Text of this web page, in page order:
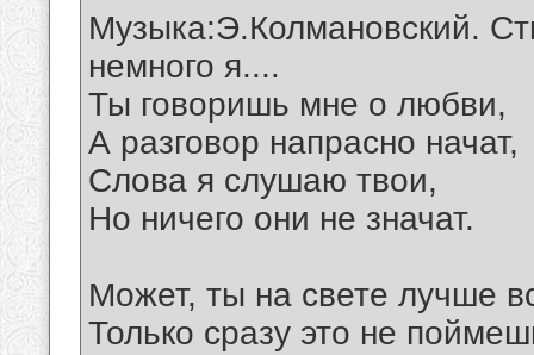
Музыка:Э.Колмановский.
немного я....
Ты говоришь мне о любви,
А разговор напрасно начат,
Слова я слушаю твои,
Но ничего они не значат.
Может, ты на свете лучше
Только сразу это не